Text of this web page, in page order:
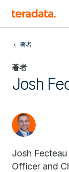
著者
著者
Josh
Josh
Officer and